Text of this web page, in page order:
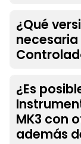
¿Qué
¿Es
MK3 con
además